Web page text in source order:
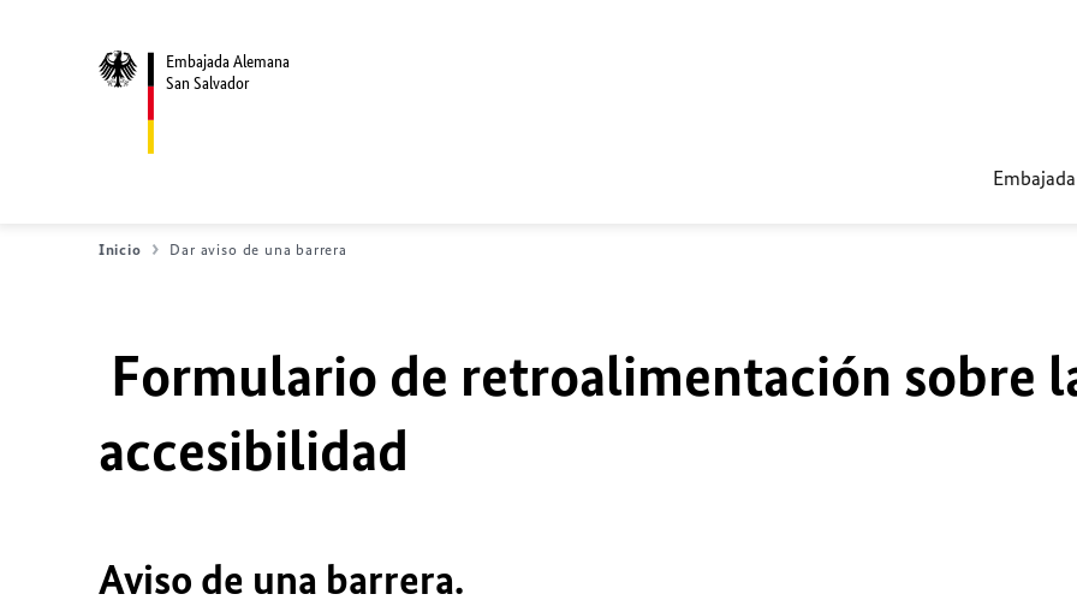
Embajada Alemana
San Salvador
Embajada
Inicio Dar aviso de una barrera
Formulario de retroalimentación sobre
accesibilidad
Aviso de una barrera.